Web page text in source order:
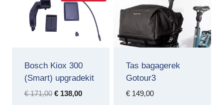
Bosch Kiox 300
(Smart) upgradekit
€171,00 Oorspronkelijke
€138,00Huidige
Tas bagagerek
Gotour3
€149,00